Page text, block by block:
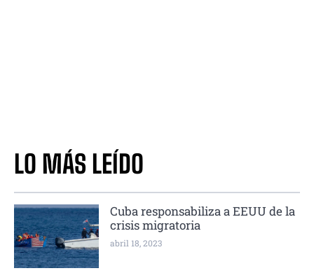
LO MÁS LEÍDO
Cuba responsabiliza a EEUU de la
crisis migratoria
abril 18, 2023